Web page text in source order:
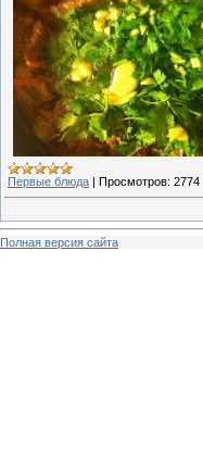
Первые блюда | Просмотров: 2774
Полная версия сайта